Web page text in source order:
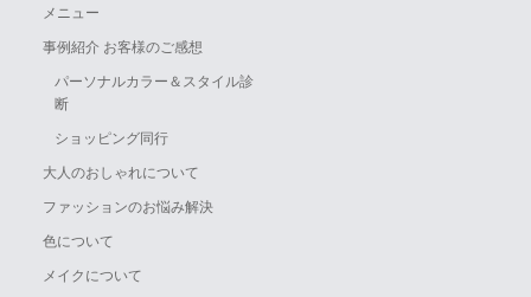
メニュー
事例紹介 お客様のご感想
パーソナルカラー＆スタイル診
断
ショッピング同行
大人のおしゃれについて
ファッションのお悩み解決
色について
メイクについて